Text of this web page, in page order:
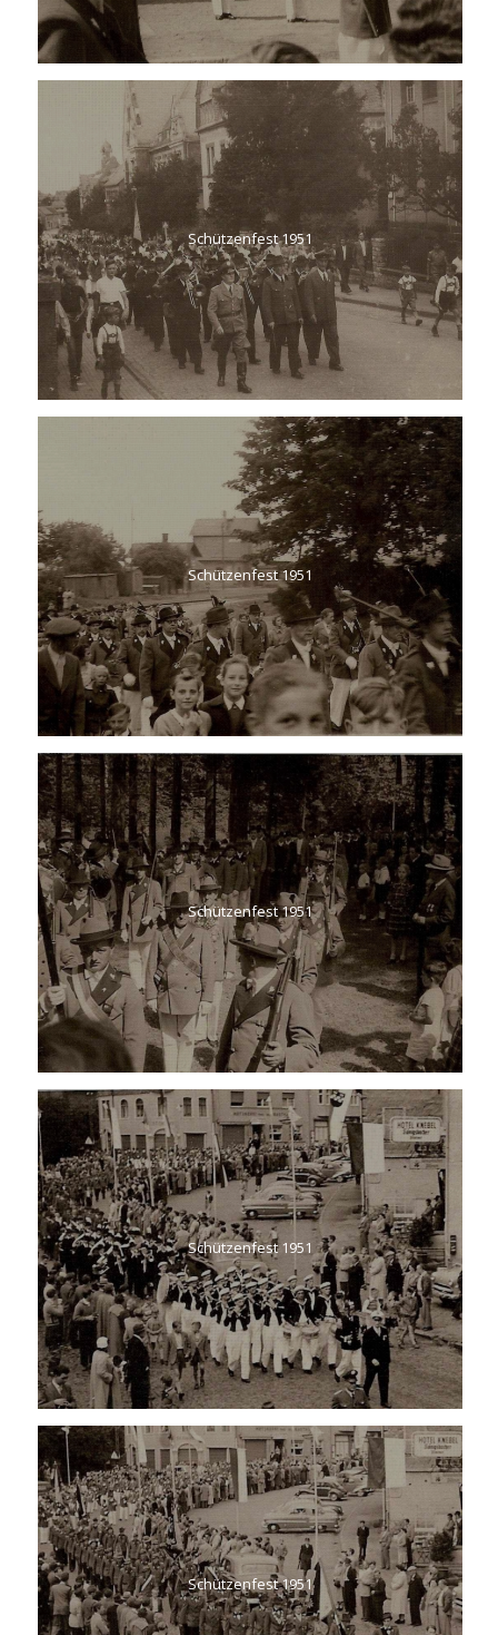
Schützenfest 1951
Schützenfest 1951
Schützenfest 1951
Schützenfest 1951
Schützenfest 1951
INFORMATIONEN UND DOKUMENTE
Anfahrt
Probetraining